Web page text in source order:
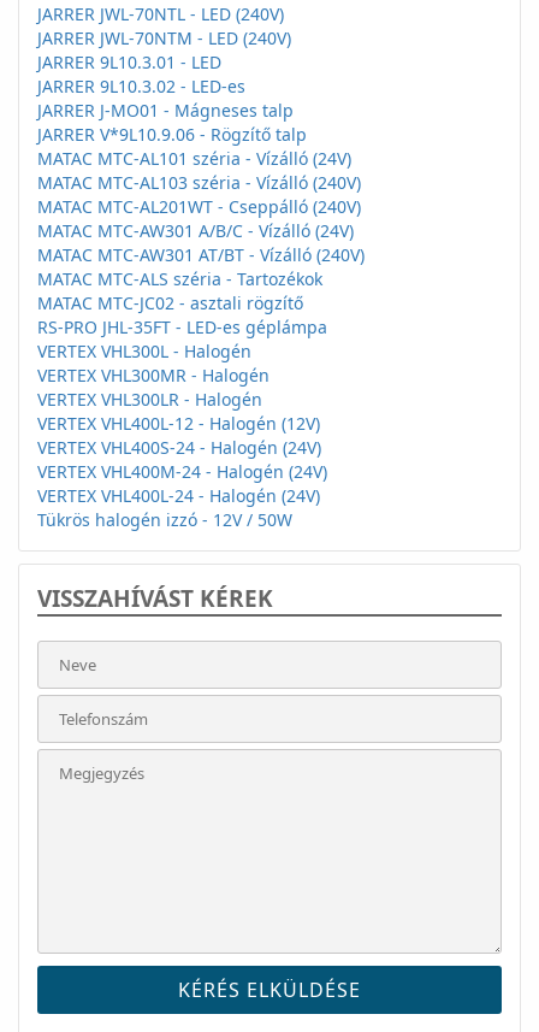
JARRER JWL-70NTL - LED (240V)
JARRER JWL-70NTM - LED (240V)
JARRER 9L10.3.01 - LED
JARRER 9L10.3.02 - LED-es
JARRER J-MO01 - Mágneses talp
JARRER V*9L10.9.06 - Rögzítő talp
MATAC MTC-AL101 széria - Vízálló (24V)
MATAC MTC-AL103 széria - Vízálló (240V)
MATAC MTC-AL201WT - Cseppálló (240V)
MATAC MTC-AW301 A/B/C - Vízálló (24V)
MATAC MTC-AW301 AT/BT - Vízálló (240V)
MATAC MTC-ALS széria - Tartozékok
MATAC MTC-JC02 - asztali rögzítő
RS-PRO JHL-35FT - LED-es géplámpa
VERTEX VHL300L - Halogén
VERTEX VHL300MR - Halogén
VERTEX VHL300LR - Halogén
VERTEX VHL400L-12 - Halogén (12V)
VERTEX VHL400S-24 - Halogén (24V)
VERTEX VHL400M-24 - Halogén (24V)
VERTEX VHL400L-24 - Halogén (24V)
Tükrös halogén izzó - 12V / 50W
VISSZAHÍVÁST KÉREK